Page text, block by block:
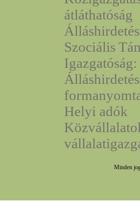
átláthatóság
Szociális
Igazgatóság:
Helyi adók
Minden